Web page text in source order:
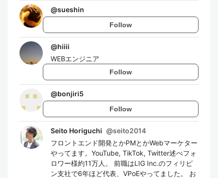
@sueshin
Follow
@hiiii
WEBエンジニア
Follow
@bonjiri5
Follow
Seito Horiguchi @seito2014
フロントエンド開発とかPMとかWebマーケター
やってます。YouTube, TikTok, Twitter述べフォ
ロワー様約11万人。 前職はLIG Inc.のフィリピ
ン支社で6年ほど代表、VPoEやってました。 お